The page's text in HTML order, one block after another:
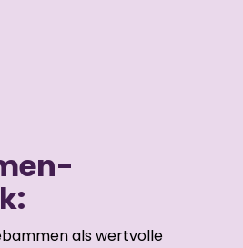
als wertvolle